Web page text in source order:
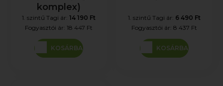
komplex)
1. szintű Tagi ár:14 190 Ft
Fogyasztói ár:18 447 Ft
KOSÁRBA
1. szintű Tagi ár: 6 490 Ft
Fogyasztói ár: 8 437 Ft
KOSÁRBA